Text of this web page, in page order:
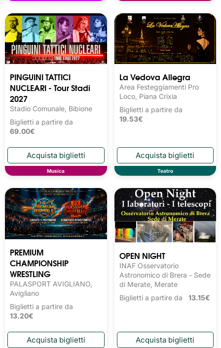
PINGUINI TATTICI
NUCLEARI - Tour Stadi
2027
Stadio Comunale, Bibione
Biglietti a partire da
69.00€
Musica
La Vedova Allegra
Area Festeggiamenti Pro
Loco, Piana Crixia
Biglietti a partire da
19.53€
Teatro
PREMIUM
CHAMPIONSHIP
WRESTLING
PALASPORT AVIGLIANO,
Avigliano
Biglietti a partire da
13.20€
OPEN NIGHT
INAF Osservatorio
Astronomico di Brera - Sede
di Merate, Merate
Biglietti a partire da 13.15€